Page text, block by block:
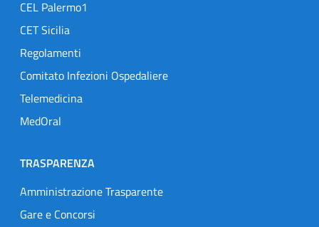
CEL Palermo1
CET Sicilia
Regolamenti
Comitato Infezioni Ospedaliere
Telemedicina
MedOral
TRASPARENZA
Amministrazione Trasparente
Gare e Concorsi